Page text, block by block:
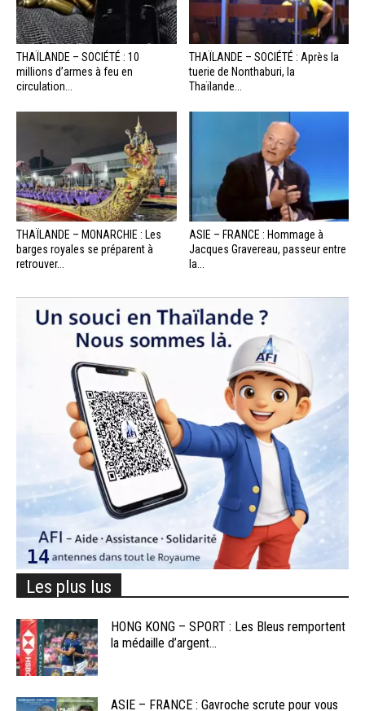
THAÏLANDE – SOCIÉTÉ : 10
millions d’armes à feu en
circulation...
THAÏLANDE – SOCIÉTÉ : Après la
tuerie de Nonthaburi, la
Thaïlande...
THAÏLANDE – MONARCHIE : Les
barges royales se préparent à
retrouver...
ASIE – FRANCE : Hommage à
Jacques Gravereau, passeur entre
la...
Les plus lus
HONG KONG – SPORT : Les Bleus remportent
la médaille d’argent...
ASIE – FRANCE : Gavroche scrute pour vous